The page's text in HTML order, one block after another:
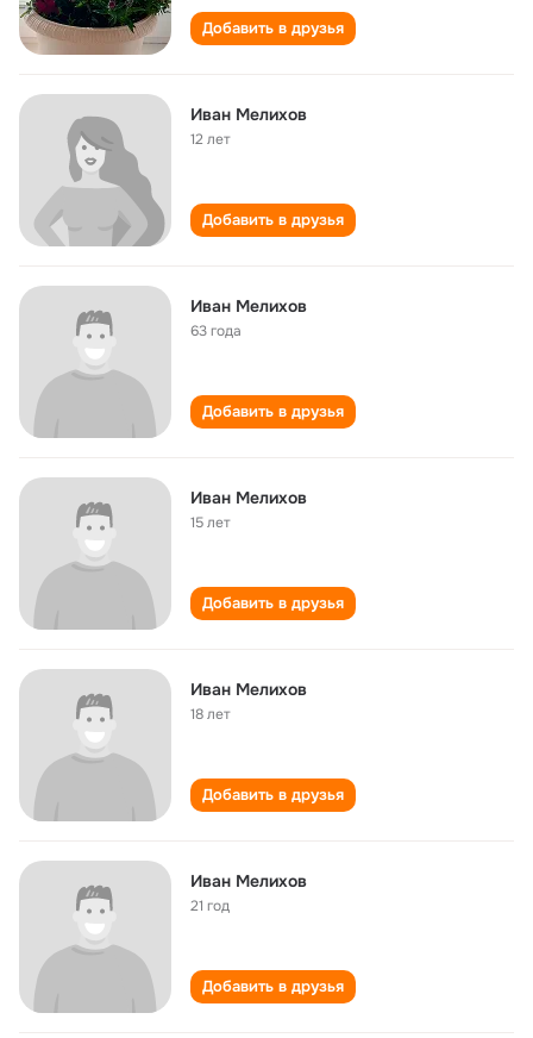
Добавить в друзья
Иван Мелихов
12 лет
Добавить в друзья
Иван Мелихов
63 года
Добавить в друзья
Иван Мелихов
15 лет
Добавить в друзья
Иван Мелихов
18 лет
Добавить в друзья
Иван Мелихов
21 год
Добавить в друзья